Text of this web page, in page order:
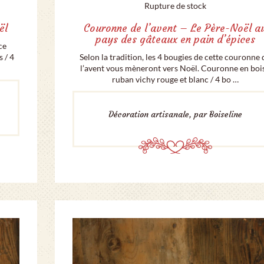
/ 4
Rupture de stock
Couronne de l’avent – Le Père-Noël
pays des gâteaux en pain d’épices
Selon la tradition, les 4 bougies de cette couronne
l’avent vous mèneront vers Noël. Couronne en
ruban vichy rouge et blanc / 4 bo …
Décoration artisanale, par Boiseline